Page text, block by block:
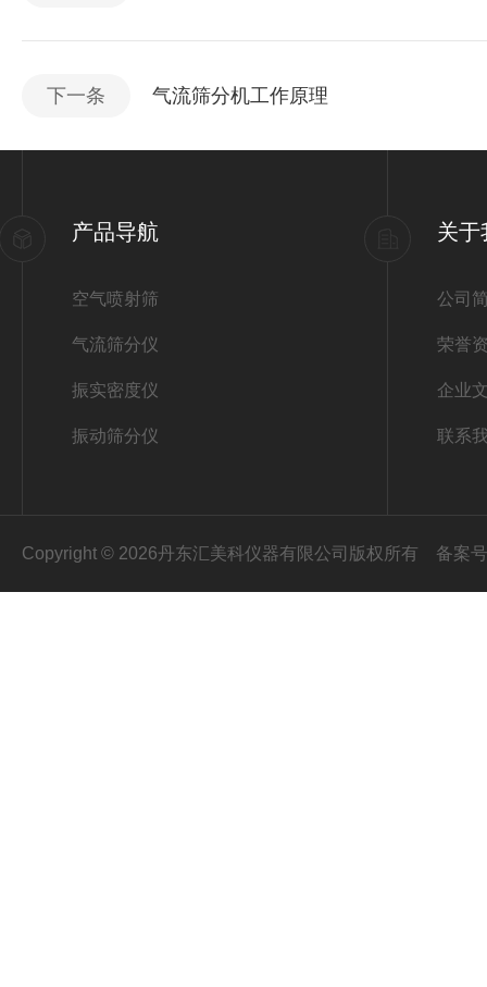
下一条 气流筛分机工作原理
产品导航
空气喷射筛
气流筛分仪
振实密度仪
振动筛分仪
关于
公司
荣誉
企业
联系
Copyright © 2026丹东汇美科仪器有限公司版权所有 备案